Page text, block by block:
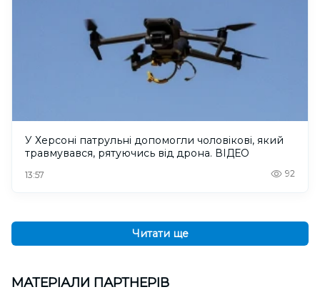
У Херсоні патрульні допомогли чоловікові, який
травмувався, рятуючись від дрона. ВІДЕО
13:57 92
Читати ще
МАТЕРІАЛИ ПАРТНЕРІВ